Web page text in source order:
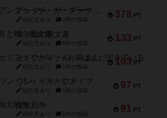
378 PT
アンダー・ザ・テーブラー
紹介文あり 1件の投稿
133 PT
宵と暁の呪文書
紹介文あり 8件の投稿
103 PT
セミファイナル ～お前はまだ生きている～
紹介文あり 1件の投稿
97 PT
ワン・トゥ・ファイブ
紹介文あり 1件の投稿
91 PT
南北戦争
紹介文あり 1件の投稿